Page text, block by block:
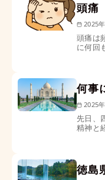
頭痛
2025
頭痛は
に何回
何事
2025
先日、
精神と
徳島